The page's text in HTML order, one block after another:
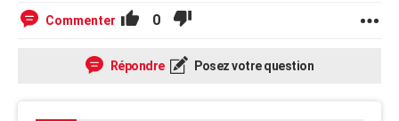
Commenter 0
Répondre Posez votre question